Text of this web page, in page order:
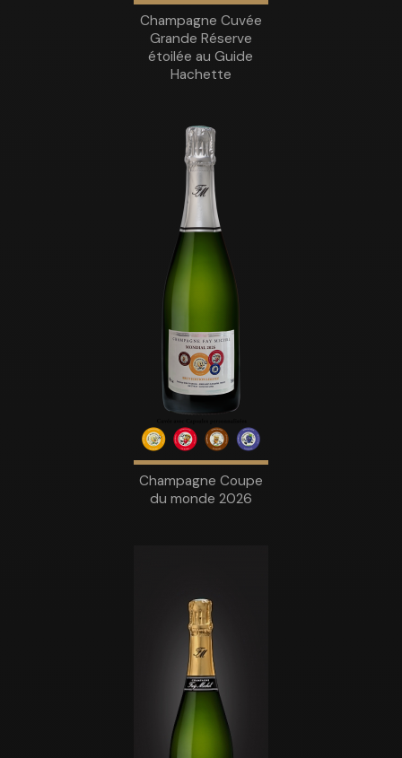
Champagne Cuvée
Grande Réserve
étoilée au Guide
Hachette
Champagne Coupe
du monde 2026